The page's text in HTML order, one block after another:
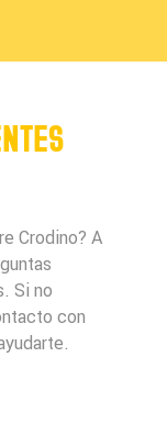
Crodino? A
Si no
con